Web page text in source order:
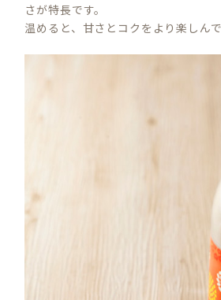
さが特長です。
温めると、甘さとコクをより楽しん